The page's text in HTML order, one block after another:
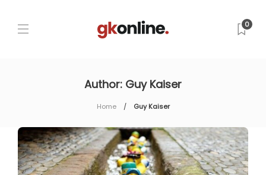
0
Author: Guy Kaiser
Home Guy Kaiser